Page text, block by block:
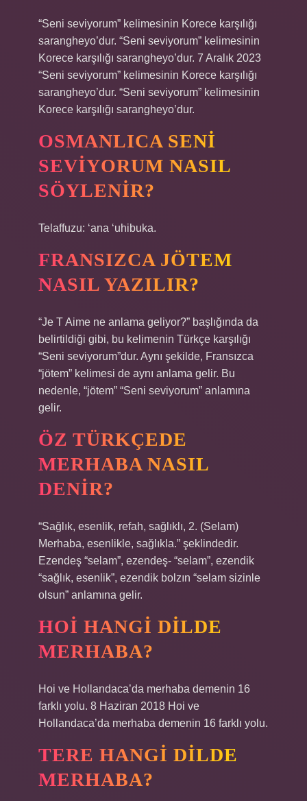
“Seni seviyorum” kelimesinin Korece karşılığı
sarangheyo’dur. “Seni seviyorum” kelimesinin
Korece karşılığı sarangheyo’dur. 7 Aralık 2023
“Seni seviyorum” kelimesinin Korece karşılığı
sarangheyo’dur. “Seni seviyorum” kelimesinin
Korece karşılığı sarangheyo’dur.
OSMANLICA SENI
SEVIYORUM NASIL
SÖYLENIR?
Telaffuzu: ‘ana ‘uhibuka.
FRANSIZCA JÖTEM
NASIL YAZILIR?
“Je T Aime ne anlama geliyor?” başlığında da
belirtildiği gibi, bu kelimenin Türkçe karşılığı
“Seni seviyorum”dur. Aynı şekilde, Fransızca
“jötem” kelimesi de aynı anlama gelir. Bu
nedenle, “jötem” “Seni seviyorum” anlamına
gelir.
ÖZ TÜRKÇEDE
MERHABA NASIL
DENIR?
“Sağlık, esenlik, refah, sağlıklı, 2. (Selam)
Merhaba, esenlikle, sağlıkla.” şeklindedir.
Ezendeş “selam”, ezendeş- “selam”, ezendik
“sağlık, esenlik”, ezendik bolzın “selam sizinle
olsun” anlamına gelir.
HOI HANGI DILDE
MERHABA?
Hoi ve Hollandaca’da merhaba demenin 16
farklı yolu. 8 Haziran 2018 Hoi ve
Hollandaca’da merhaba demenin 16 farklı yolu.
TERE HANGI DILDE
MERHABA?